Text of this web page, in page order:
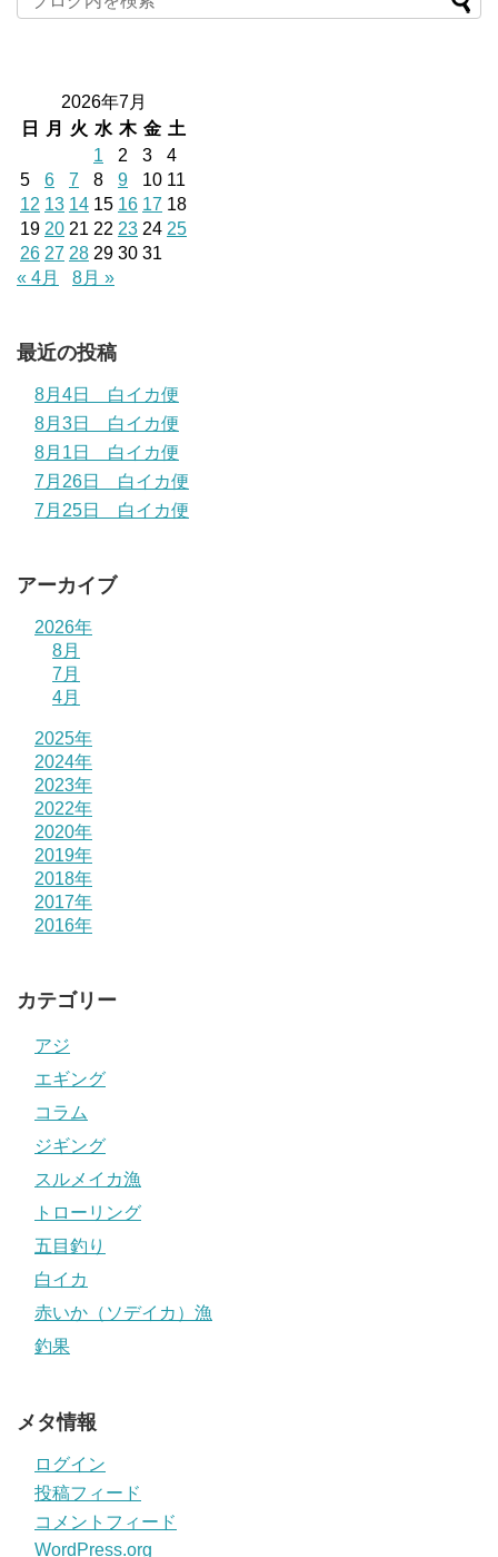
2026年7月
日
月 火 水 木 金 土
1
2 3
4
5
6 7 8 9 10 11
12 13 14 15 16 17 18
19 20 21 22 23 24 25
26 27 28 29 30 31
« 4月
8月 »
最近の投稿
8月4日 白イカ便
8月3日 白イカ便
8月1日 白イカ便
7月26日 白イカ便
7月25日 白イカ便
アーカイブ
2026年
8月
7月
4月
2025年
2024年
2023年
2022年
2020年
2019年
2018年
2017年
2016年
カテゴリー
アジ
エギング
コラム
ジギング
スルメイカ漁
トローリング
五目釣り
白イカ
赤いか（ソデイカ）漁
釣果
メタ情報
ログイン
投稿フィード
コメントフィード
WordPress.org